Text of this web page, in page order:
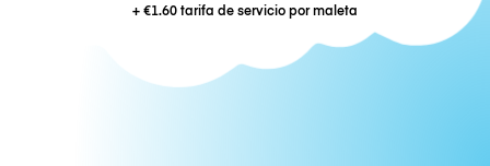
+€1.60tarifa de servicio por maleta